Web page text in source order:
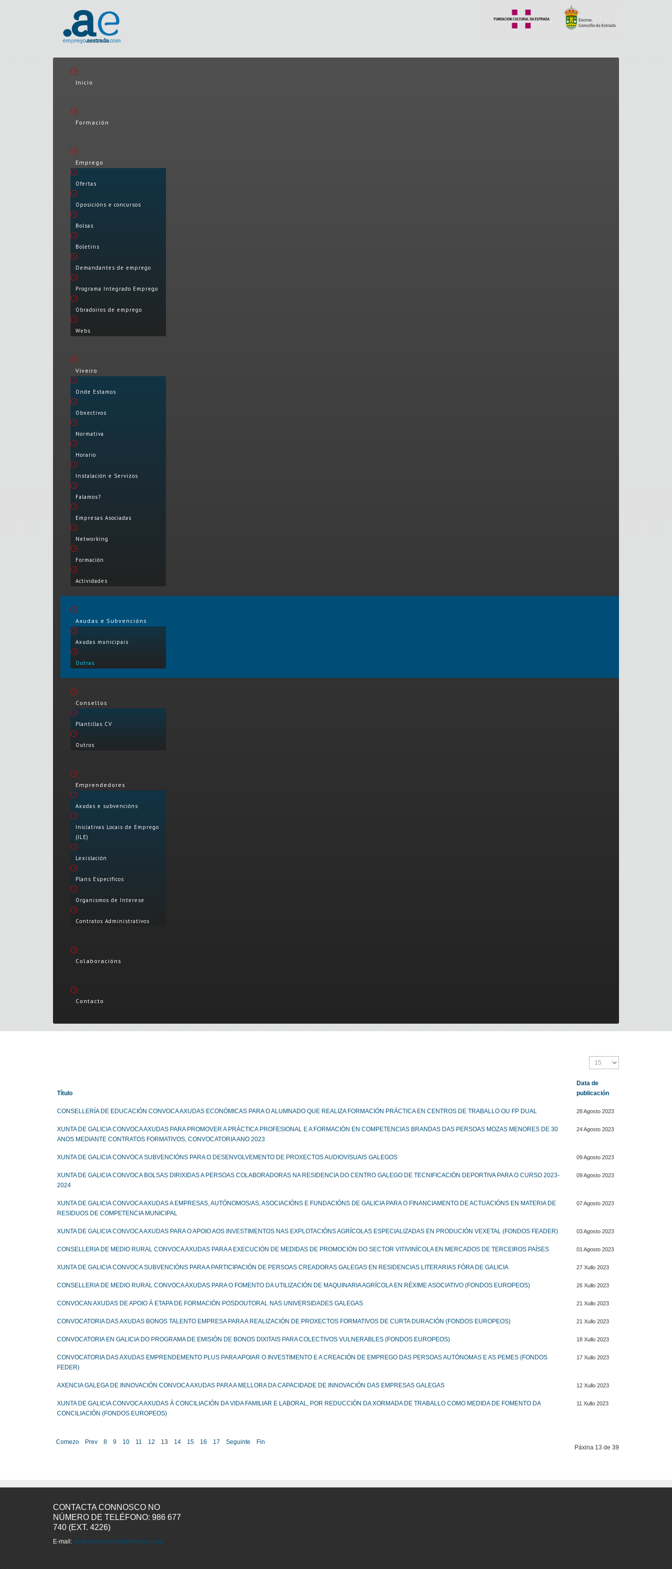
Inicio
Formación
Emprego
Ofertas
Oposicións e concursos
Bolsas
Boletíns
Demandantes de emprego
Programa Integrado Emprego
Obradoiros de emprego
Webs
Viveiro
Onde Estamos
Obxectivos
Normativa
Horario
Instalación e Servizos
Falamos?
Empresas Asociadas
Networking
Formación
Actividades
Axudas e Subvencións
Axudas municipais
Outras
Consellos
Plantillas CV
Outros
Emprendedores
Axudas e subvencións
Iniciativas Locais de Emprego
(ILE)
Lexislación
Plans Específicos
Organismos de Interese
Contratos Administrativos
Colaboracións
Contacto
Título
Data de
publicación
CONSELLERÍA DE EDUCACIÓN CONVOCA AXUDAS ECONÓMICAS PARA O ALUMNADO QUE REALIZA FORMACIÓN PRÁCTICA EN CENTROS DE TRABALLO OU FP DUAL 28 Agosto 2023
XUNTA DE GALICIA CONVOCA AXUDAS PARA PROMOVER A PRÁCTICA PROFESIONAL E A FORMACIÓN EN COMPETENCIAS BRANDAS DAS PERSOAS MOZAS MENORES DE 30
ANOS MEDIANTE CONTRATOS FORMATIVOS, CONVOCATORIA ANO 2023
24 Agosto 2023
XUNTA DE GALICIA CONVOCA SUBVENCIÓNS PARA O DESENVOLVEMENTO DE PROXECTOS AUDIOVISUAIS GALEGOS 09 Agosto 2023
XUNTA DE GALICIA CONVOCA BOLSAS DIRIXIDAS A PERSOAS COLABORADORAS NA RESIDENCIA DO CENTRO GALEGO DE TECNIFICACIÓN DEPORTIVA PARA O CURSO 2023-
2024
09 Agosto 2023
XUNTA DE GALICIA CONVOCA AXUDAS A EMPRESAS, AUTÓNOMOS/AS, ASOCIACIÓNS E FUNDACIÓNS DE GALICIA PARA O FINANCIAMENTO DE ACTUACIÓNS EN MATERIA DE
RESIDUOS DE COMPETENCIA MUNICIPAL
07 Agosto 2023
XUNTA DE GALICIA CONVOCA AXUDAS PARA O APOIO AOS INVESTIMENTOS NAS EXPLOTACIÓNS AGRÍCOLAS ESPECIALIZADAS EN PRODUCIÓN VEXETAL (FONDOS FEADER) 03 Agosto 2023
CONSELLERIA DE MEDIO RURAL CONVOCA AXUDAS PARA A EXECUCIÓN DE MEDIDAS DE PROMOCIÓN DO SECTOR VITIVINÍCOLA EN MERCADOS DE TERCEIROS PAÍSES 01 Agosto 2023
XUNTA DE GALICIA CONVOCA SUBVENCIÓNS PARA A PARTICIPACIÓN DE PERSOAS CREADORAS GALEGAS EN RESIDENCIAS LITERARIAS FÓRA DE GALICIA 27 Xullo 2023
CONSELLERIA DE MEDIO RURAL CONVOCA AXUDAS PARA O FOMENTO DA UTILIZACIÓN DE MAQUINARIA AGRÍCOLA EN RÉXIME ASOCIATIVO (FONDOS EUROPEOS) 26 Xullo 2023
CONVOCAN AXUDAS DE APOIO Á ETAPA DE FORMACIÓN POSDOUTORAL NAS UNIVERSIDADES GALEGAS 21 Xullo 2023
CONVOCATORIA DAS AXUDAS BONOS TALENTO EMPRESA PARA A REALIZACIÓN DE PROXECTOS FORMATIVOS DE CURTA DURACIÓN (FONDOS EUROPEOS) 21 Xullo 2023
CONVOCATORIA EN GALICIA DO PROGRAMA DE EMISIÓN DE BONOS DIXITAIS PARA COLECTIVOS VULNERABLES (FONDOS EUROPEOS) 18 Xullo 2023
CONVOCATORIA DAS AXUDAS EMPRENDEMENTO PLUS PARA APOIAR O INVESTIMENTO E A CREACIÓN DE EMPREGO DAS PERSOAS AUTÓNOMAS E AS PEMES (FONDOS
FEDER)
17 Xullo 2023
AXENCIA GALEGA DE INNOVACIÓN CONVOCA AXUDAS PARA A MELLORA DA CAPACIDADE DE INNOVACIÓN DAS EMPRESAS GALEGAS 12 Xullo 2023
XUNTA DE GALICIA CONVOCA AXUDAS Á CONCILIACIÓN DA VIDA FAMILIAR E LABORAL, POR REDUCCIÓN DA XORMADA DE TRABALLO COMO MEDIDA DE FOMENTO DA
CONCILIACIÓN (FONDOS EUROPEOS)
11 Xullo 2023
Páxina 13 de 39
Comezo Prev 8 9 10 11 12 13 14 15 16 17 Seguinte Fin
CONTACTA CONNOSCO NO
NÚMERO DE TELÉFONO: 986 677
740 (EXT. 4226)
E-mail: aedlconcelloestrada@gmail.com